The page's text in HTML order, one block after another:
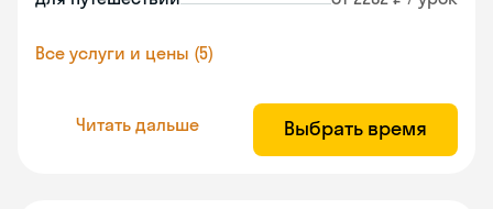
Все услуги и цены (5)
Читать дальше Выбрать время